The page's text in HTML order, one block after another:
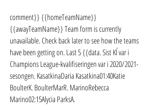
comment}} {{homeTeamName}}
{{awayTeamName}} Team form is currently
unavailable. Check back later to see how the teams
have been getting on. Last 5 {{data. Sist KÍ var i
Champions League-kvalifiseringen var i 2020/2021-
sesongen. KasatkinaDaria Kasatkina01:40Katie
BoulterK. BoulterMarR. MarinoRebecca
Marino02:15Alycia ParksA.